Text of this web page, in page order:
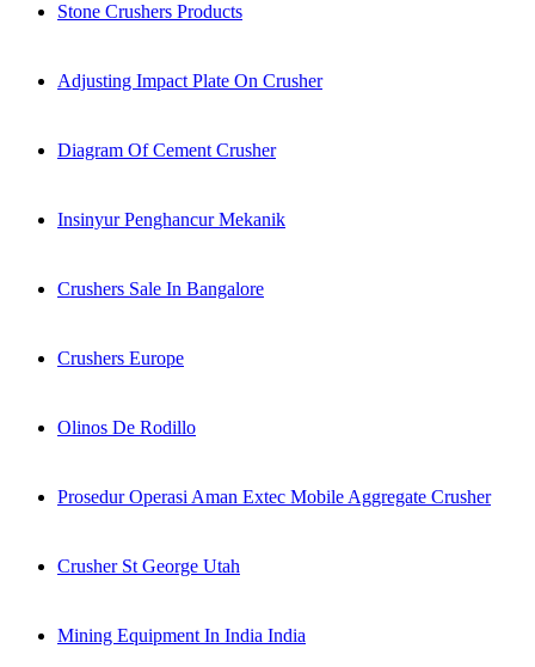
Stone Crushers Products
Adjusting Impact Plate On Crusher
Diagram Of Cement Crusher
Insinyur Penghancur Mekanik
Crushers Sale In Bangalore
Crushers Europe
Olinos De Rodillo
Prosedur Operasi Aman Extec Mobile Aggregate Crusher
Crusher St George Utah
Mining Equipment In India India